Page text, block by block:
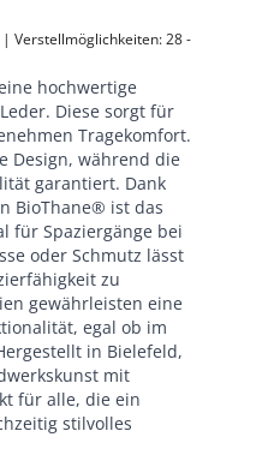
Verstellmöglichkeiten: 28 -
hochwertige
Diese sorgt für
Tragekomfort.
Design, während die
garantiert. Dank
BioThane® ist das
für Spaziergänge bei
oder Schmutz lässt
zu
gewährleisten eine
egal ob im
in Bielefeld,
mit
für alle, die ein
stilvolles